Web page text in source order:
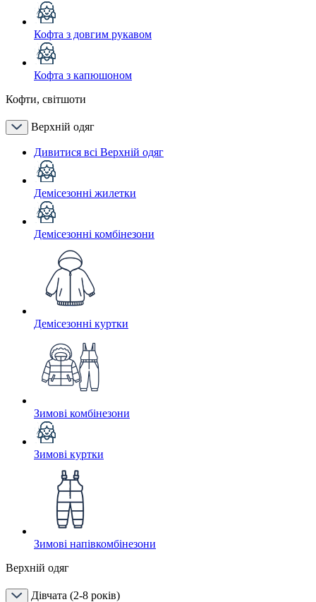
Кофта з довгим рукавом
Кофта з капюшоном
Кофти, світшоти
Верхній одяг
Дивитися всі Верхній одяг
Демісезонні жилетки
Демісезонні комбінезони
Демісезонні куртки
Зимові комбінезони
Зимові куртки
Зимові напівкомбінезони
Верхній одяг
Дівчата (2-8 років)